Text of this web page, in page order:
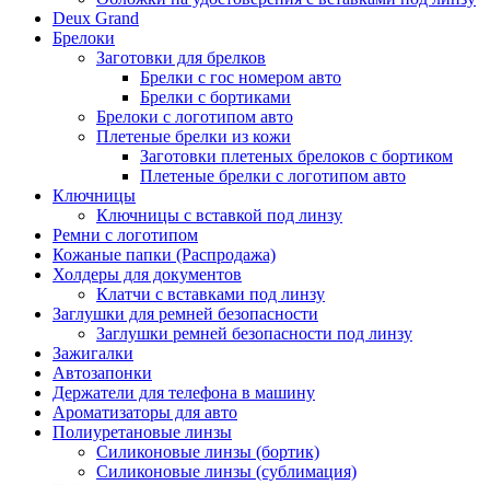
Deux Grand
Брелоки
Заготовки для брелков
Брелки с гос номером авто
Брелки с бортиками
Брелоки с логотипом авто
Плетеные брелки из кожи
Заготовки плетеных брелоков с бортиком
Плетеные брелки с логотипом авто
Ключницы
Ключницы с вставкой под линзу
Ремни с логотипом
Кожаные папки (Распродажа)
Холдеры для документов
Клатчи с вставками под линзу
Заглушки для ремней безопасности
Заглушки ремней безопасности под линзу
Зажигалки
Автозапонки
Держатели для телефона в машину
Ароматизаторы для авто
Полиуретановые линзы
Силиконовые линзы (бортик)
Силиконовые линзы (сублимация)